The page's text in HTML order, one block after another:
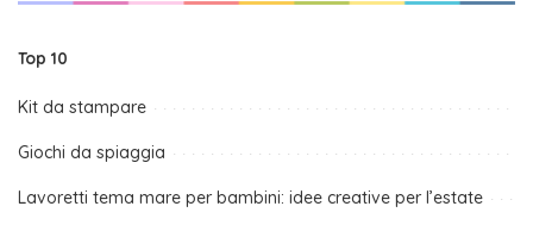
Top 10
Kit da stampare
Giochi da spiaggia
Lavoretti tema mare per bambini: idee creative per l’estate